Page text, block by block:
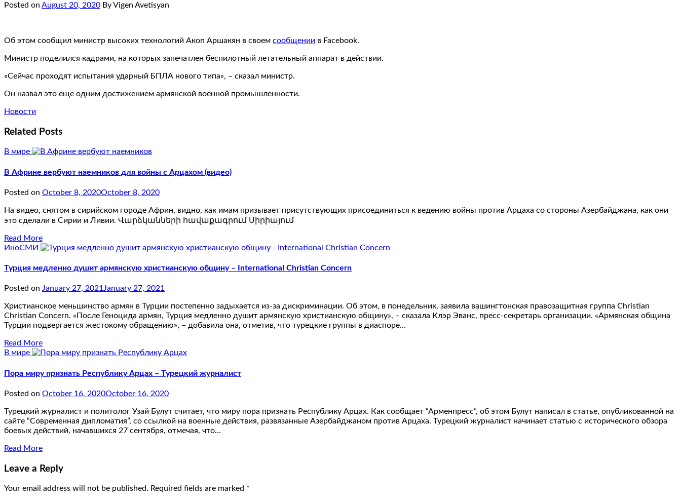
Posted on August 20, 2020 By Vigen Avetisyan
Об этом сообщил министр высоких технологий Акоп Аршакян в своем сообщении в Facebook.
Министр поделился кадрами, на которых запечатлен беспилотный летательный аппарат в действии.
«Сейчас проходят испытания ударный БПЛА нового типа», – сказал министр.
Он назвал это еще одним достижением армянской военной промышленности.
Новости
Related Posts
В мире
В Африне вербуют наемников для войны с Арцахом (видео)
Posted on October 8, 2020October 8, 2020
На видео, снятом в сирийском городе Африн, видно, как имам призывает присутствующих присоединиться к ведению войны против Арцаха со стороны Азербайджана, как они
это сделали в Сирии и Ливии. Վարձկանների հավաքագրում Սիրիայում
Read More
ИноСМИ
Турция медленно душит армянскую христианскую общину – International Christian Concern
Posted on January 27, 2021January 27, 2021
Христианское меньшинство армян в Турции постепенно задыхается из-за дискриминации. Об этом, в понедельник, заявила вашингтонская правозащитная группа Christian
Christian Concern. «После Геноцида армян, Турция медленно душит армянскую христианскую общину», – сказала Клэр Эванс, пресс-секретарь организации. «Армянская община
Турции подвергается жестокому обращению», – добавила она, отметив, что турецкие группы в диаспоре…
Read More
В мире
Пора миру признать Республику Арцах – Турецкий журналист
Posted on October 16, 2020October 16, 2020
Турецкий журналист и политолог Узай Булут считает, что миру пора признать Республику Арцах. Как сообщает “Арменпресс”, об этом Булут написал в статье, опубликованной на
сайте “Современная дипломатия”, со ссылкой на военные действия, развязанные Азербайджаном против Арцаха. Турецкий журналист начинает статью с исторического обзора
боевых действий, начавшихся 27 сентября, отмечая, что…
Read More
Leave a Reply
Your email address will not be published. Required fields are marked *